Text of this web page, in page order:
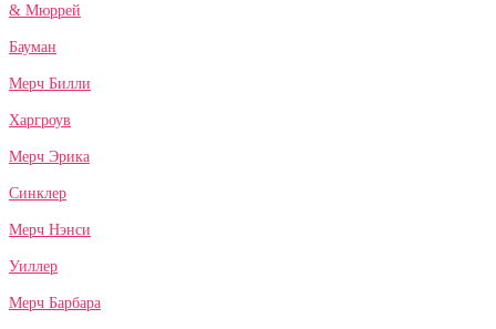
& Мюррей
Бауман
Мерч Билли
Харгроув
Мерч Эрика
Синклер
Мерч Нэнси
Уиллер
Мерч Барбара